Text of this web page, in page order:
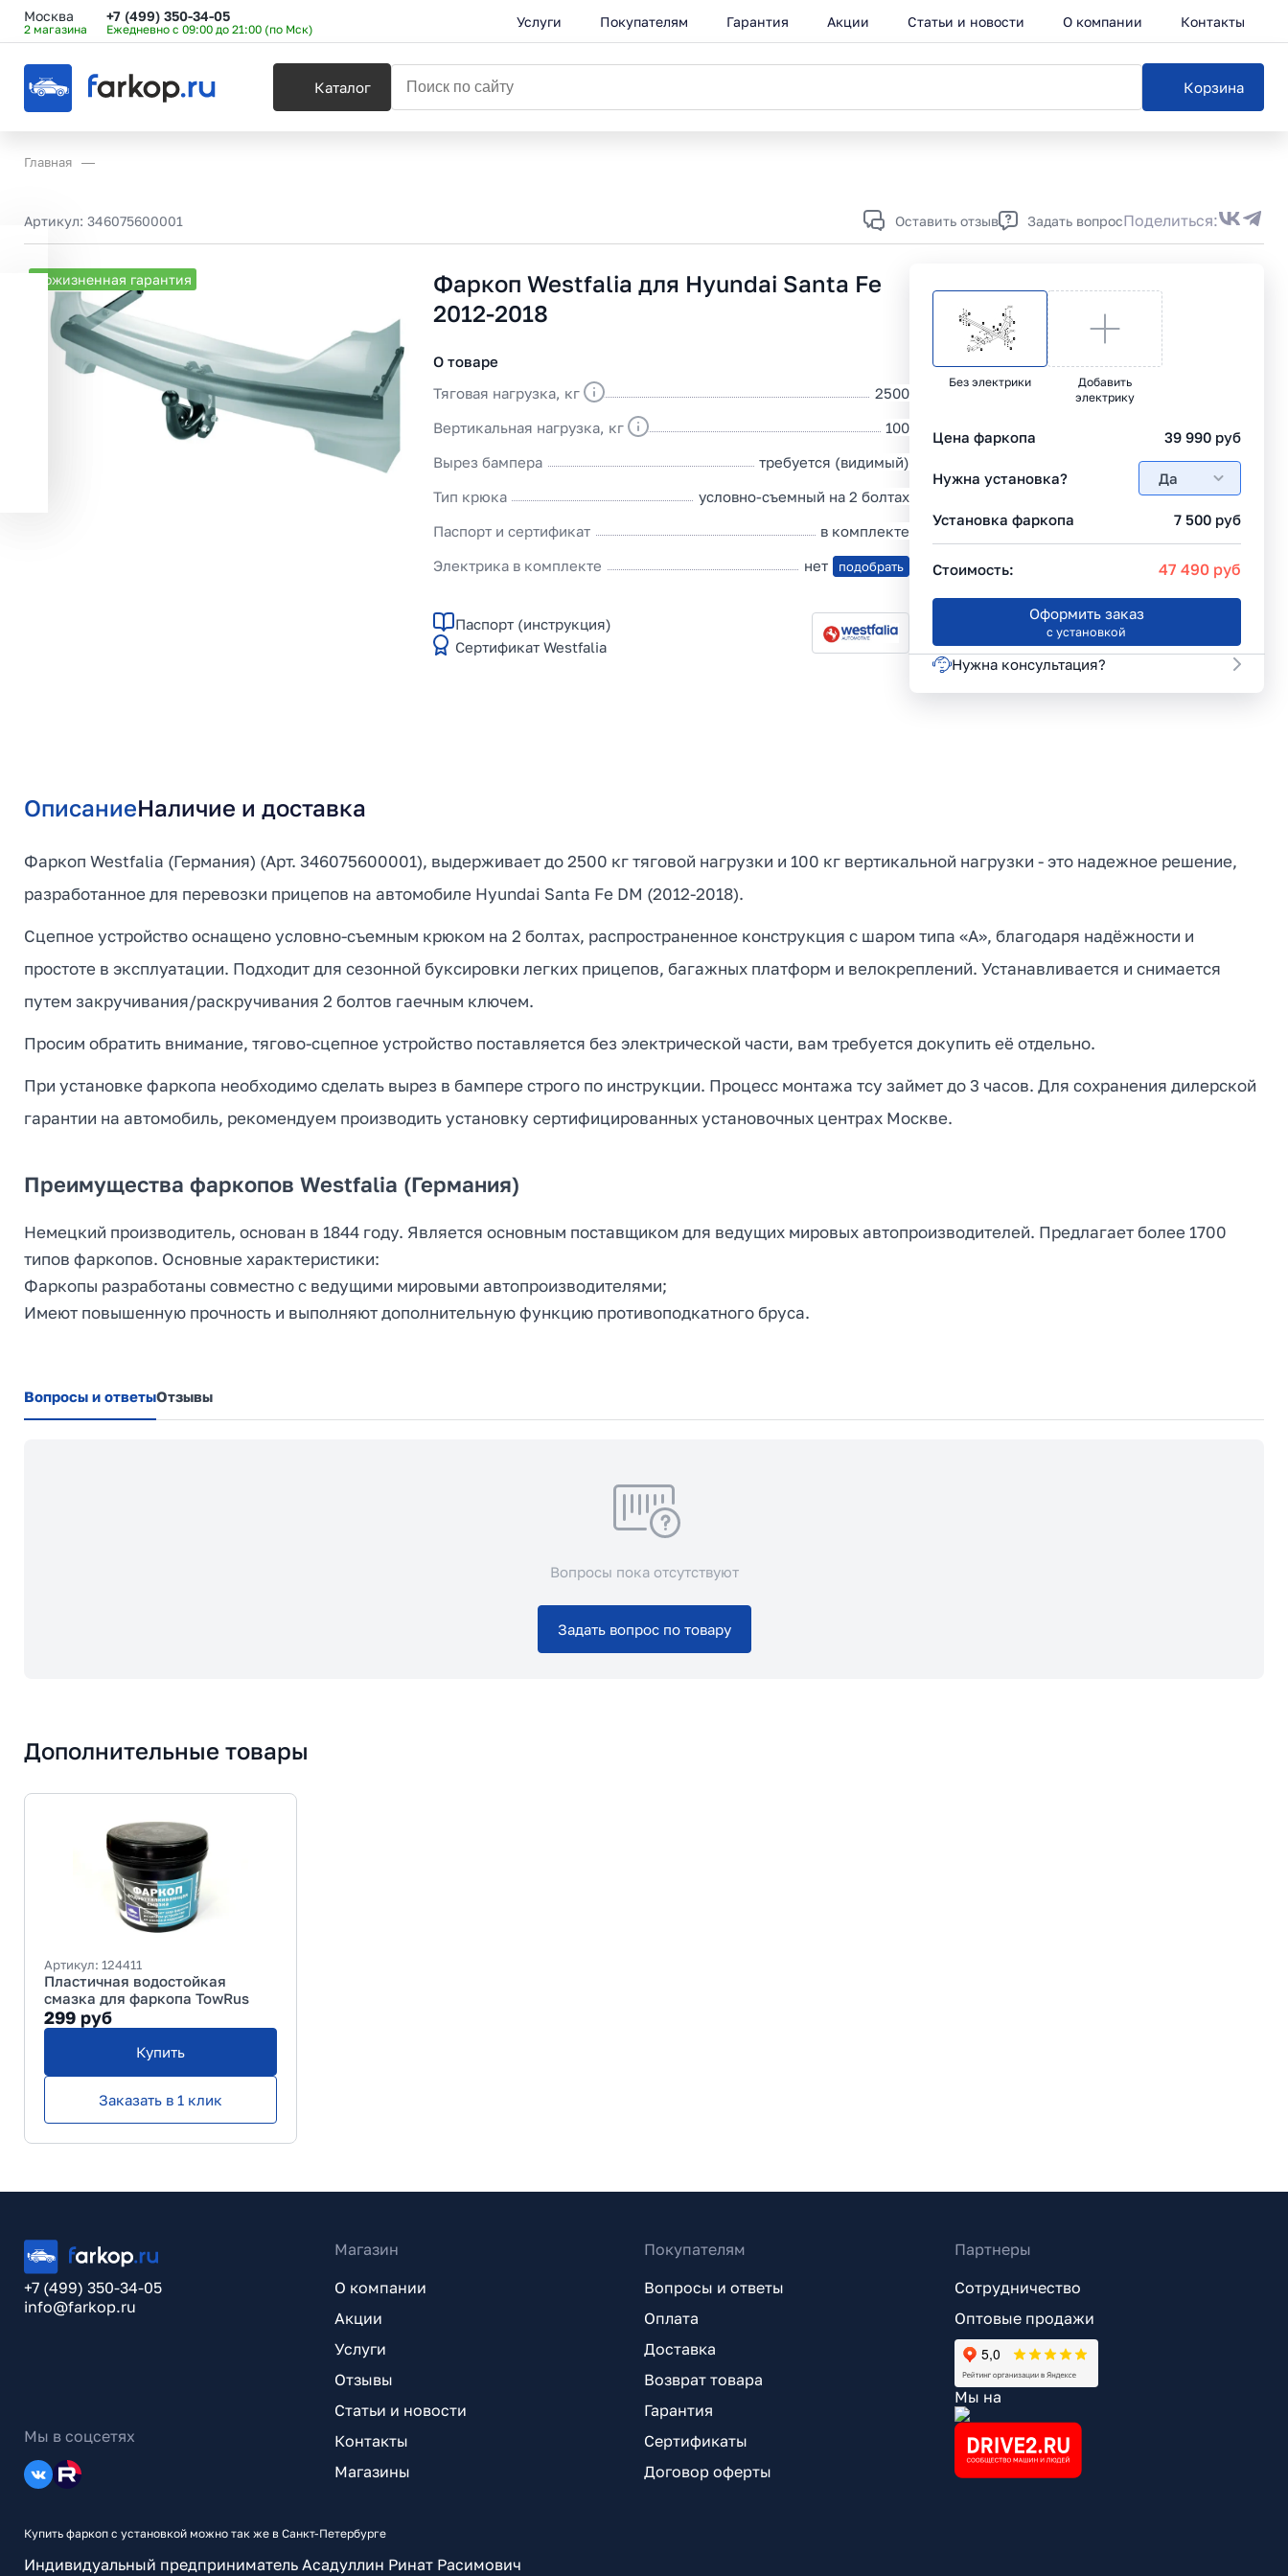
Москва
2 магазина
+7 (499) 350-34-05
Ежедневно с 09:00 до 21:00 (по Мск) Услуги Покупателям Гарантия Акции Статьи и новости О компании Контакты
Каталог Корзина
Главная
Артикул: 346075600001 Оставить отзыв Задать вопросПоделиться:
Пожизненная гарантия
Фаркоп Westfalia для Hyundai Santa Fe
2012-2018
О товаре
Тяговая нагрузка, кг
2500
Вертикальная нагрузка, кг
100
Вырез бампера
требуется (видимый)
Тип крюка
условно-съемный на 2 болтах
Паспорт и сертификат
в комплекте
Электрика в комплекте
нет подобрать
Паспорт (инструкция)
Сертификат Westfalia
Без электрики
Добавить
электрику
Цена фаркопа 39 990руб
Нужна установка? Да
Установка фаркопа 7 500 руб
Стоимость: 47 490руб
Оформить заказ
с установкой
Нужна консультация?
ОписаниеНаличие и доставка
Фаркоп Westfalia (Германия) (Арт. 346075600001), выдерживает до 2500 кг тяговой нагрузки и 100 кг вертикальной нагрузки - это надежное решение,
разработанное для перевозки прицепов на автомобиле Hyundai Santa Fe DM (2012-2018).
Сцепное устройство оснащено условно-съемным крюком на 2 болтах, распространенное конструкция с шаром типа «А», благодаря надёжности и
простоте в эксплуатации. Подходит для сезонной буксировки легких прицепов, багажных платформ и велокреплений. Устанавливается и снимается
путем закручивания/раскручивания 2 болтов гаечным ключем.
Просим обратить внимание, тягово-сцепное устройство поставляется без электрической части, вам требуется докупить её отдельно.
При установке фаркопа необходимо сделать вырез в бампере строго по инструкции. Процесс монтажа тсу займет до 3 часов. Для сохранения дилерской
гарантии на автомобиль, рекомендуем производить установку сертифицированных установочных центрах Москве.
Преимущества фаркопов Westfalia (Германия)
Немецкий производитель, основан в 1844 году. Является основным поставщиком для ведущих мировых автопроизводителей. Предлагает более 1700
типов фаркопов. Основные характеристики:
Фаркопы разработаны совместно с ведущими мировыми автопроизводителями;
Имеют повышенную прочность и выполняют дополнительную функцию противоподкатного бруса.
Вопросы и ответыОтзывы
Вопросы пока отсутствуют
Задать вопрос по товару
Дополнительные товары
Артикул: 124411
Пластичная водостойкая
смазка для фаркопа TowRus
299 руб
Купить
Заказать в 1 клик
+7 (499) 350-34-05
info@farkop.ru
Мы в соцсетях
Магазин
О компании
Акции
Услуги
Отзывы
Статьи и новости
Контакты
Магазины
Покупателям
Вопросы и ответы
Оплата
Доставка
Возврат товара
Гарантия
Сертификаты
Договор оферты
Партнеры
Сотрудничество
Оптовые продажи
Мы на
Купить фаркоп с установкой можно так же в Санкт-Петербурге
Индивидуальный предприниматель Асадуллин Ринат Расимович